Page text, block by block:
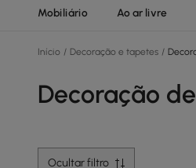
Mobiliário Ao ar livre
Início / Decoração e tapetes /
Decoração
Ocultar filtro